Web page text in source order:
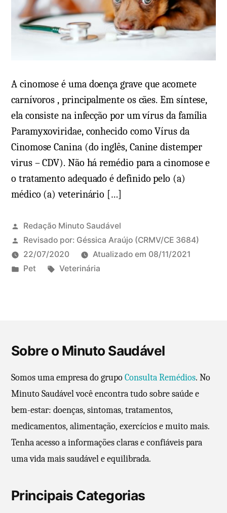
A cinomose é uma doença grave que acomete
carnívoros , principalmente os cães. Em síntese,
ela consiste na infecção por um vírus da família
Paramyxoviridae, conhecido como Vírus da
Cinomose Canina (do inglês, Canine distemper
virus – CDV). Não há remédio para a cinomose e
o tratamento adequado é definido pelo (a)
médico (a) veterinário […]
Redação Minuto Saudável
Revisado por: Géssica Araújo(CRMV/CE 3684)
22/07/2020
Atualizado em 08/11/2021
P
a
o
e
m
Pet
T
Veterinária
Sobre o Minuto Saudável
Somos uma empresa do grupoConsulta Remédios. No
Minuto Saudável você encontra tudo sobre saúde e
bem-estar: doenças, sintomas, tratamentos,
medicamentos, alimentação, exercícios e muito mais.
Tenha acesso a informações claras e confiáveis para
uma vida mais saudável e equilibrada.
Principais Categorias